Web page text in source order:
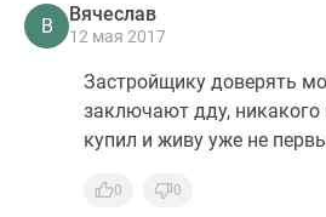
В
Вячеслав
12 мая 2017
Застройщику доверять
заключают дду,
купил и живу уже не
0 0